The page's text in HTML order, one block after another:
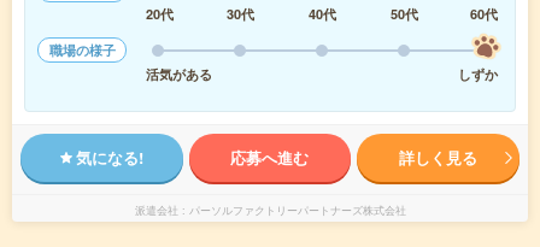
20代
30代 40代 50代
60代
職場の様子
活気がある
しずか
気になる! 応募へ進む 詳しく見る
派遣会社 パーソルファクトリーパートナーズ株式会社